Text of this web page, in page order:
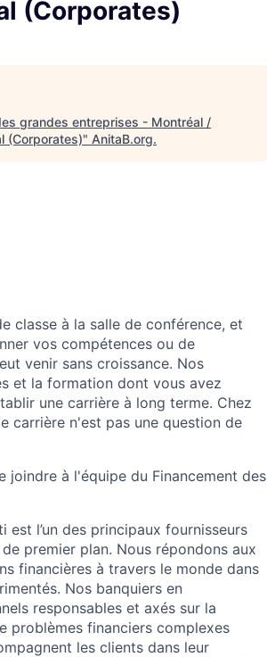
(Corporates)
grandes entreprises - Montréal /
(Corporates)" AnitaB.org.
classe à la salle de conférence, et
vos compétences ou de
venir sans croissance. Nos
et la formation dont vous avez
une carrière à long terme. Chez
carrière n'est pas une question de
joindre à l'équipe du Financement des
l’un des principaux fournisseurs
premier plan. Nous répondons aux
financières à travers le monde dans
Nos banquiers en
responsables et axés sur la
problèmes financiers complexes
les clients dans leur